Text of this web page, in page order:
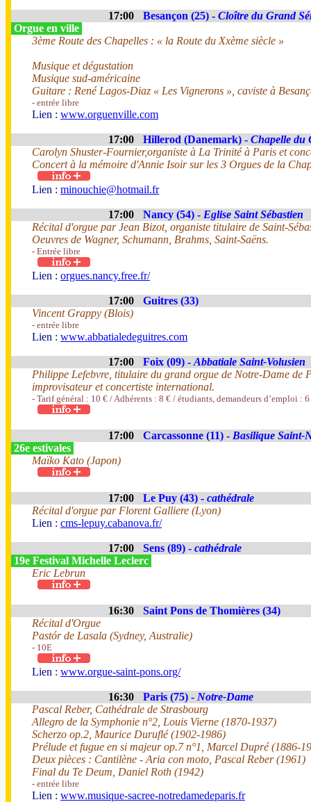
17:00 Besançon (25) - Cloître du Grand
Orgue en ville
3ème Route des Chapelles : « la Route du Xxème siècle »
Musique et dégustation
Musique sud-américaine
Guitare : René Lagos-Diaz « Les Vignerons », caviste à
- entrée libre
Lien : www.orguenville.com
17:00 Hillerod (Danemark) - Chapelle du
Carolyn Shuster-Fournier,organiste à La Trinité à Paris et
Concert à la mémoire d'Annie Isoir sur les 3 Orgues de la
Lien : minouchie@hotmail.fr
17:00 Nancy (54) - Eglise Saint Sébastien
Récital d'orgue par Jean Bizot, organiste titulaire de Saint-
Oeuvres de Wagner, Schumann, Brahms, Saint-Saëns.
- Entrée libre
Lien : orgues.nancy.free.fr/
17:00
Guitres (33)
Vincent Grappy (Blois)
- entrée libre
Lien : www.abbatialedeguitres.com
17:00 Foix (09) - Abbatiale Saint-Volusien
Philippe Lefebvre, titulaire du grand orgue de Notre-Dame de
improvisateur et concertiste international.
- Tarif général : 10 € / Adhérents : 8 € / étudiants, demandeurs d’emploi :
17:00 Carcassonne (11) - Basilique Saint-
26e estivales
Maïko Kato (Japon)
17:00 Le Puy (43) - cathédrale
Récital d'orgue par Florent Galliere (Lyon)
Lien : cms-lepuy.cabanova.fr/
17:00 Sens (89) - cathédrale
19e Festival Michelle Leclerc
Eric Lebrun
16:30
Saint Pons de Thomières (34)
Récital d'Orgue
Pastór de Lasala (Sydney, Australie)
- 10E
Lien : www.orgue-saint-pons.org/
16:30 Paris (75) - Notre-Dame
Pascal Reber, Cathédrale de Strasbourg
Allegro de la Symphonie n°2, Louis Vierne (1870-1937)
Scherzo op.2, Maurice Duruflé (1902-1986)
Prélude et fugue en si majeur op.7 n°1, Marcel Dupré (1886-
Deux pièces : Cantilène - Aria con moto, Pascal Reber (1961)
Final du Te Deum, Daniel Roth (1942)
- entrée libre
Lien : www.musique-sacree-notredamedeparis.fr